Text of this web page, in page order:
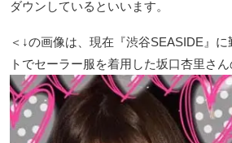
ダウンしているといいます。
＜↓の画像は、現在『渋谷SEASIDE』
トでセーラー服を着用した坂口杏里さん